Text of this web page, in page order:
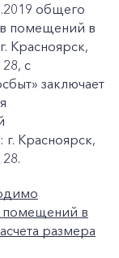
общего
помещений в
Красноярск,
с
заключает
Красноярск,
помещений в
размера